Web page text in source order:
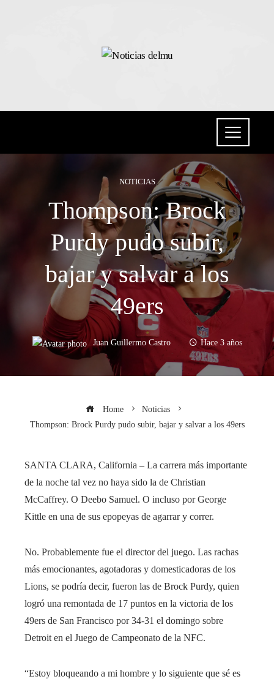
NOTICIAS
Thompson: Brock
Purdy pudo subir,
bajar y salvar a los
49ers
Juan Guillermo Castro Hace 3 años
Home
Noticias
Thompson: Brock Purdy pudo subir, bajar y salvar a los 49ers
SANTA CLARA, California – La carrera más importante
de la noche tal vez no haya sido la de Christian
McCaffrey. O Deebo Samuel. O incluso por George
Kittle en una de sus epopeyas de agarrar y correr.
No. Probablemente fue el director del juego. Las rachas
más emocionantes, agotadoras y domesticadoras de los
Lions, se podría decir, fueron las de Brock Purdy, quien
logró una remontada de 17 puntos en la victoria de los
49ers de San Francisco por 34-31 el domingo sobre
Detroit en el Juego de Campeonato de la NFC.
“Estoy bloqueando a mi hombre y lo siguiente que sé es